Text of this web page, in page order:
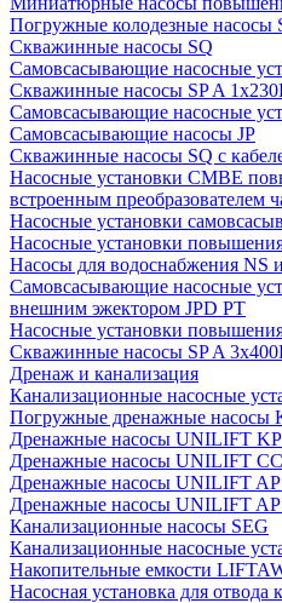
Погружные колодезные насосы
Скважинные насосы SQ
Самовсасывающие насосные
Скважинные насосы SP A
Самовсасывающие насосные
Самовсасывающие насосы JP
Скважинные насосы SQ с
Насосные установки CMBE
встроенным преобразователем
Насосные установки
Насосные установки
Насосы для водоснабжения NS
Самовсасывающие насосные
внешним эжектором JPD PT
Насосные установки
Скважинные насосы SP A
Дренаж и канализация
Канализационные насосные
Погружные дренажные насосы
Дренажные насосы UNILIFT KP
Дренажные насосы UNILIFT CC
Дренажные насосы UNILIFT AP
Дренажные насосы UNILIFT AP
Канализационные насосы SEG
Канализационные насосные
Накопительные емкости
Насосная установка для отвода